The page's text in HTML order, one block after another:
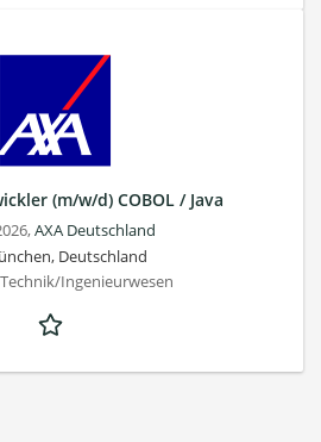
(m/w/d) COBOL / Java
AXA Deutschland
Deutschland
Ingenieurwesen